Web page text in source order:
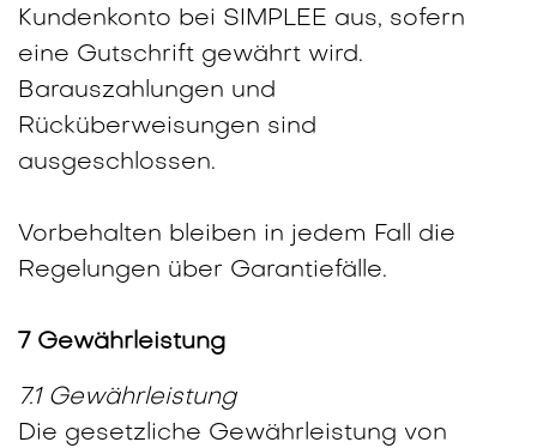
Kundenkonto bei SIMPLEE aus, sofern
eine Gutschrift gewährt wird.
Barauszahlungen und
Rücküberweisungen sind
ausgeschlossen.
Vorbehalten bleiben in jedem Fall die
Regelungen über Garantiefälle.
7 Gewährleistung
7.1 Gewährleistung
Die gesetzliche Gewährleistung von